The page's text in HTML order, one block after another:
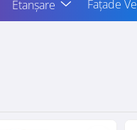
Etanșare Fațade